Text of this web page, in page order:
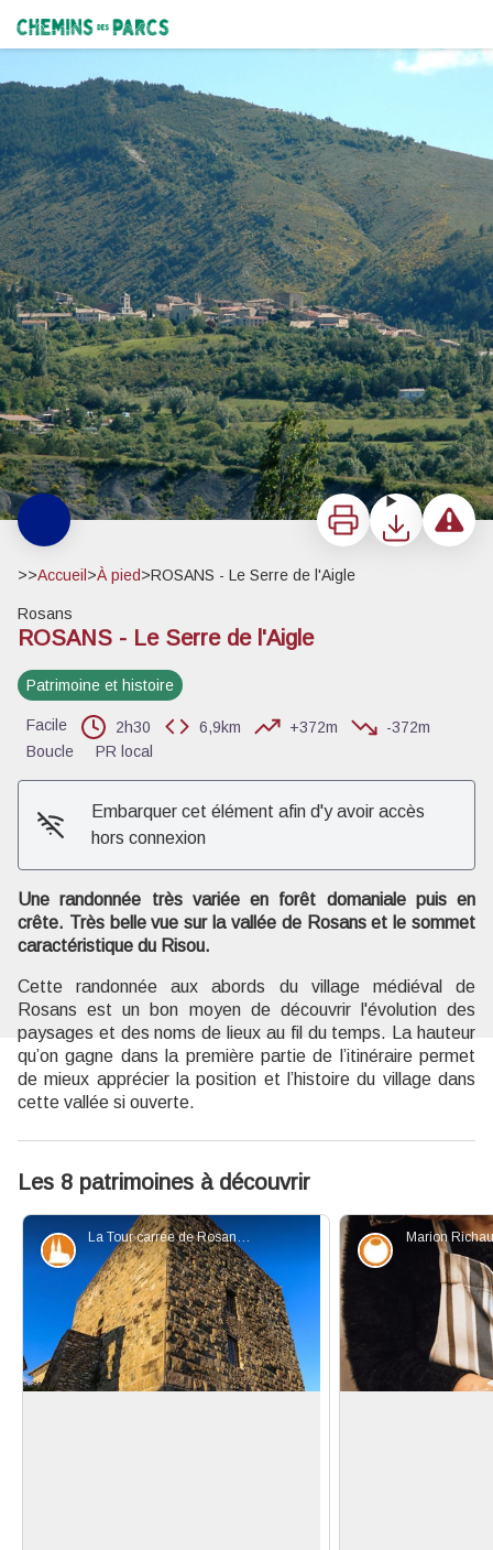
Chemins des Parcs
ImprimerTéléchargerSignaler
>>Accueil >À pied>ROSANS - Le Serre de l'Aigle
Rosans
ROSANS - Le Serre de l'Aigle
Patrimoine et histoire
Facile 2h30 6,9km +372m
-372m
Boucle
PR local
Embarquer cet élément afin d'y avoir accès
hors connexion
Une randonnée très variée en forêt domaniale puis en
crête. Très belle vue sur la vallée de Rosans et le sommet
caractéristique du Risou.
Cette randonnée aux abords du village médiéval de
Rosans est un bon moyen de découvrir l'évolution des
paysages et des noms de lieux au fil du temps. La hauteur
qu’on gagne dans la première partie de l’itinéraire permet
de mieux apprécier la position et l’histoire du village dans
cette vallée si ouverte.
Les 8 patrimoines à découvrir
La Tour carrée de Rosans - V. Aubert - PNR Baronnies Provençales
Patrimoine et histoire
Marion
Savoir-faire